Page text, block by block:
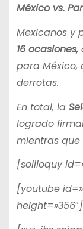
México vs.
Mexicanos y
16 ocasiones,
para México,
derrotas.
En total, la
logrado
mientras que
[soliloquy
[youtube
height=»356″]